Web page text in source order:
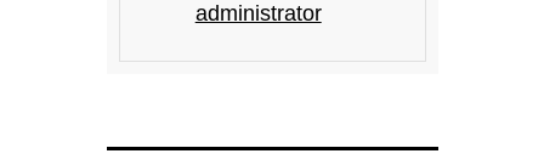
administrator